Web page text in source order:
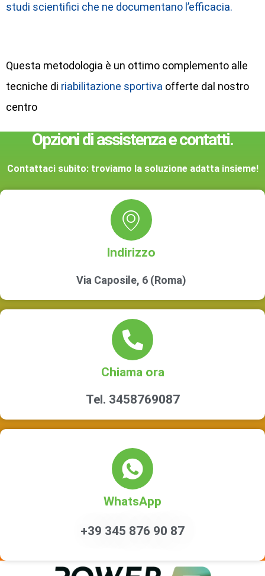
studi scientifici che ne documentano l’efficacia.
Questa metodologia è un ottimo complemento alle
tecniche di riabilitazione sportiva offerte dal nostro
centro
Opzioni di assistenza e contatti.
Contattaci subito: troviamo la soluzione adatta insieme!
Indirizzo
Via Caposile, 6 (Roma)
Chiama ora
Tel. 3458769087
WhatsApp
+39 345 876 90 87